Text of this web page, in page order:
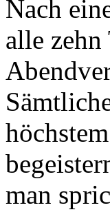
Nach
alle zehn
man